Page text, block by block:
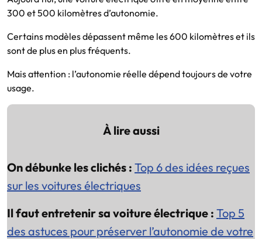
300 et 500 kilomètres d’autonomie.
Certains modèles dépassent même les 600 kilomètres et ils
sont de plus en plus fréquents.
Mais attention : l’autonomie réelle dépend toujours de votre
usage.
À lire aussi
On débunke les clichés : Top 6 des idées reçues
sur les voitures électriques
Il faut entretenir sa voiture électrique : Top 5
des astuces pour préserver l’autonomie de votre